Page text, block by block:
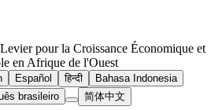
pour la Croissance Économique et
en Afrique de l'Ouest
Español हिन्दी
Bahasa Indonesia
brasileiro 简体中文